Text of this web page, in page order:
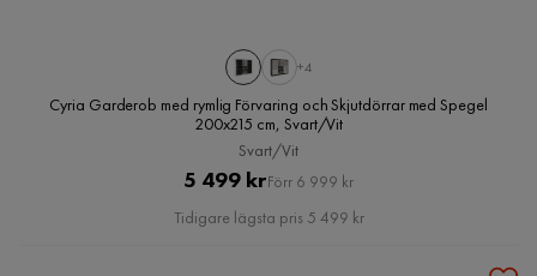
+4
Cyria Garderob med rymlig Förvaring och Skjutdörrar med Spegel
200x215 cm, Svart/Vit
Svart/Vit
Pris
5 499 krOriginal
Pris
Förr 6 999 kr
Tidigare lägsta pris 5 499 kr